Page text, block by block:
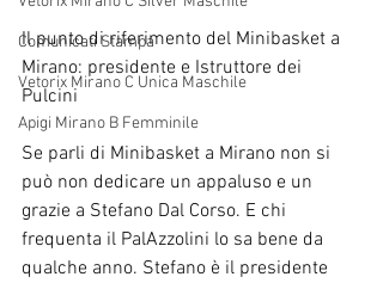
Comunicati Stampa
Vetorix Mirano C Unica Maschile
Apigi Mirano B Femminile
Il punto di riferimento del Minibasket a
Mirano: presidente e Istruttore dei
Pulcini
Se parli di Minibasket a Mirano non si
può non dedicare un appaluso e un
grazie a Stefano Dal Corso. E chi
frequenta il PalAzzolini lo sa bene da
qualche anno. Stefano è il presidente